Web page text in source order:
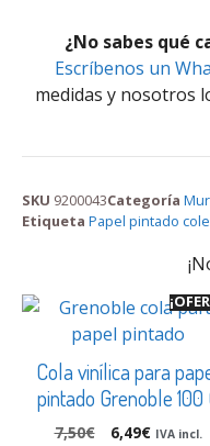
¿No sabes qué
Escríbenos un
medidas y nosotros
SKU 9200043Categoría
Etiqueta Papel pintado
Cola vinílica para
pintado Grenoble 100
7,50€ 6,49€ IVA incl.